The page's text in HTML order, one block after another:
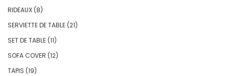
RIDEAUX (8)
SERVIETTE DE TABLE (21)
SET DE TABLE (11)
SOFA COVER (12)
TAPIS (19)